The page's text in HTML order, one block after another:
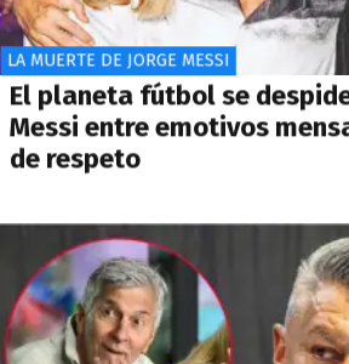
LA MUERTE DE JORGE MESSI
El planeta fútbol se
Messi entre emotivos
de respeto